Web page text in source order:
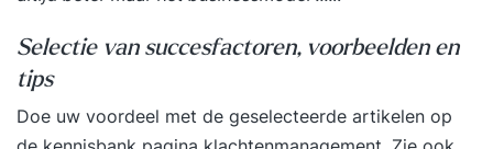
volgende fase?Dag 2 op locatie De crisis
verdiept zich: hoe ga je ermee om? •
Reputatiemanagement in tijd van acute crisis:
een no-go?• De acute fase is voorbij maar de
Selectie van succesfactoren, voorbeelden en
tips
Doe uw voordeel met de geselecteerde artikelen op